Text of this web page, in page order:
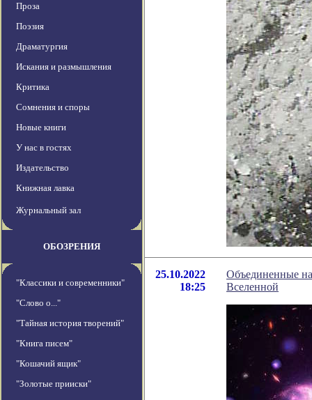
Проза
Поэзия
Драматургия
Искания и размышления
Критика
Сомнения и споры
Новые книги
У нас в гостях
Издательство
Книжная лавка
Журнальный зал
ОБОЗРЕНИЯ
"Классики и современники"
"Слово о..."
"Тайная история творений"
"Книга писем"
"Кошачий ящик"
"Золотые прииски"
25.10.2022
18:25
Объединенные
Вселенной